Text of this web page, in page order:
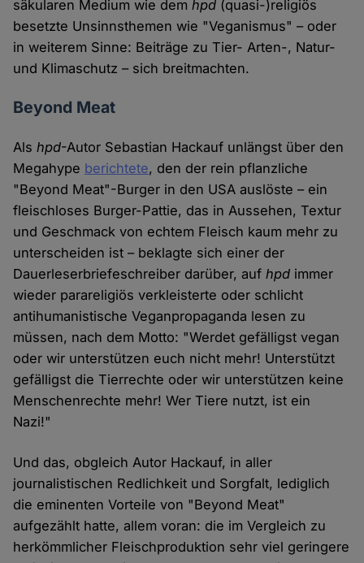
säkularen Medium wie demhpd (quasi-)religiös
besetzte Unsinnsthemen wie "Veganismus" – oder
in weiterem Sinne: Beiträge zu Tier- Arten-, Natur-
und Klimaschutz – sich breitmachten.
Beyond Meat
Alshpd-Autor Sebastian Hackauf unlängst über den
Megahype berichtete, den der rein pflanzliche
"Beyond Meat"-Burger in den USA auslöste – ein
fleischloses Burger-Pattie, das in Aussehen, Textur
und Geschmack von echtem Fleisch kaum mehr zu
unterscheiden ist – beklagte sich einer der
Dauerleserbriefeschreiber darüber, aufhpd immer
wieder parareligiös verkleisterte oder schlicht
antihumanistische Veganpropaganda lesen zu
müssen, nach dem Motto: "Werdet gefälligst vegan
oder wir unterstützen euch nicht mehr! Unterstützt
gefälligst die Tierrechte oder wir unterstützen keine
Menschenrechte mehr! Wer Tiere nutzt, ist ein
Nazi!"
Und das, obgleich Autor Hackauf, in aller
journalistischen Redlichkeit und Sorgfalt, lediglich
die eminenten Vorteile von "Beyond Meat"
aufgezählt hatte, allem voran: die im Vergleich zu
herkömmlicher Fleischproduktion sehr viel geringere